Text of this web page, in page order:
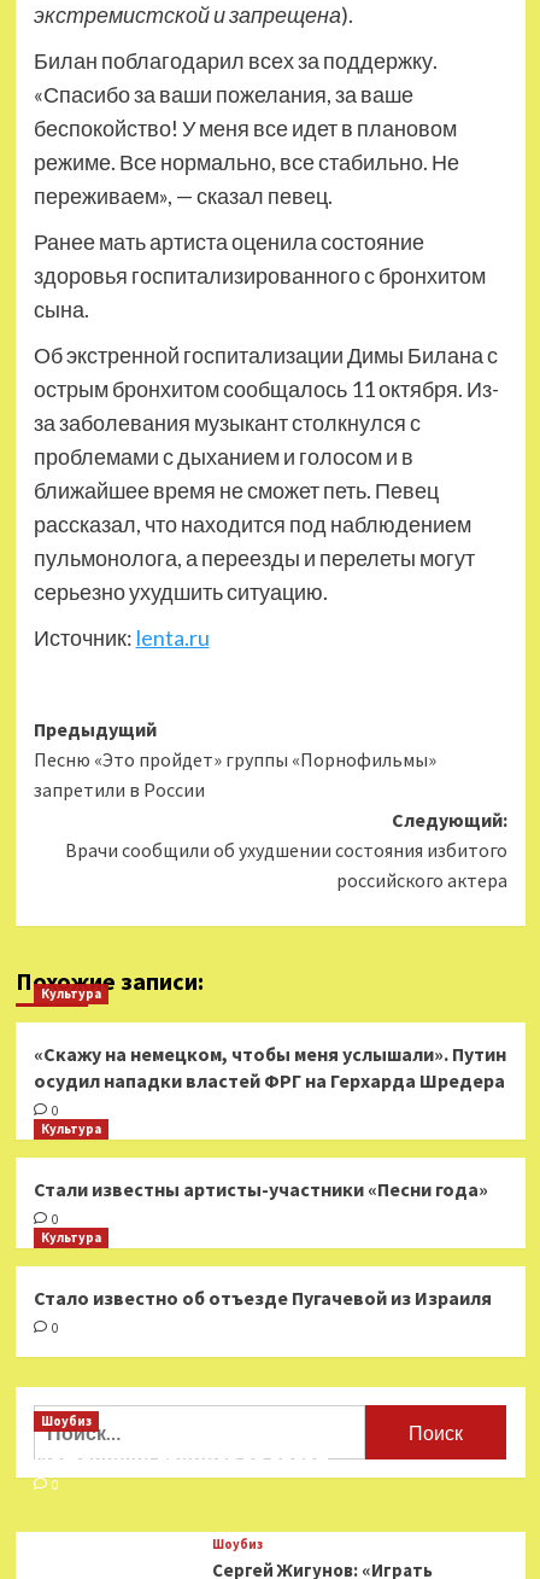
экстремистской и запрещена).
Билан поблагодарил всех за поддержку.
«Спасибо за ваши пожелания, за ваше
беспокойство! У меня все идет в плановом
режиме. Все нормально, все стабильно. Не
переживаем», — сказал певец.
Ранее мать артиста оценила состояние
здоровья госпитализированного с бронхитом
сына.
Об экстренной госпитализации Димы Билана с
острым бронхитом сообщалось 11 октября. Из-
за заболевания музыкант столкнулся с
проблемами с дыханием и голосом и в
ближайшее время не сможет петь. Певец
рассказал, что находится под наблюдением
пульмонолога, а переезды и перелеты могут
серьезно ухудшить ситуацию.
Источник: lenta.ru
Навигация
записи
Предыдущий
Песню «Это пройдет» группы «Порнофильмы»
запретили в России
Следующий:
Врачи сообщили об ухудшении состояния избитого
российского актера
Похожие записи:
Культура
«Скажу на немецком, чтобы меня услышали». Путин
осудил нападки властей ФРГ на Герхарда Шредера
0
Культура
Стали известны артисты-участники «Песни года»
0
Культура
Стало известно об отъезде Пугачевой из Израиля
0
Найти:
Шоубиз
Мошенники взялись за звезд
0
Шоубиз
Сергей Жигунов: «Играть